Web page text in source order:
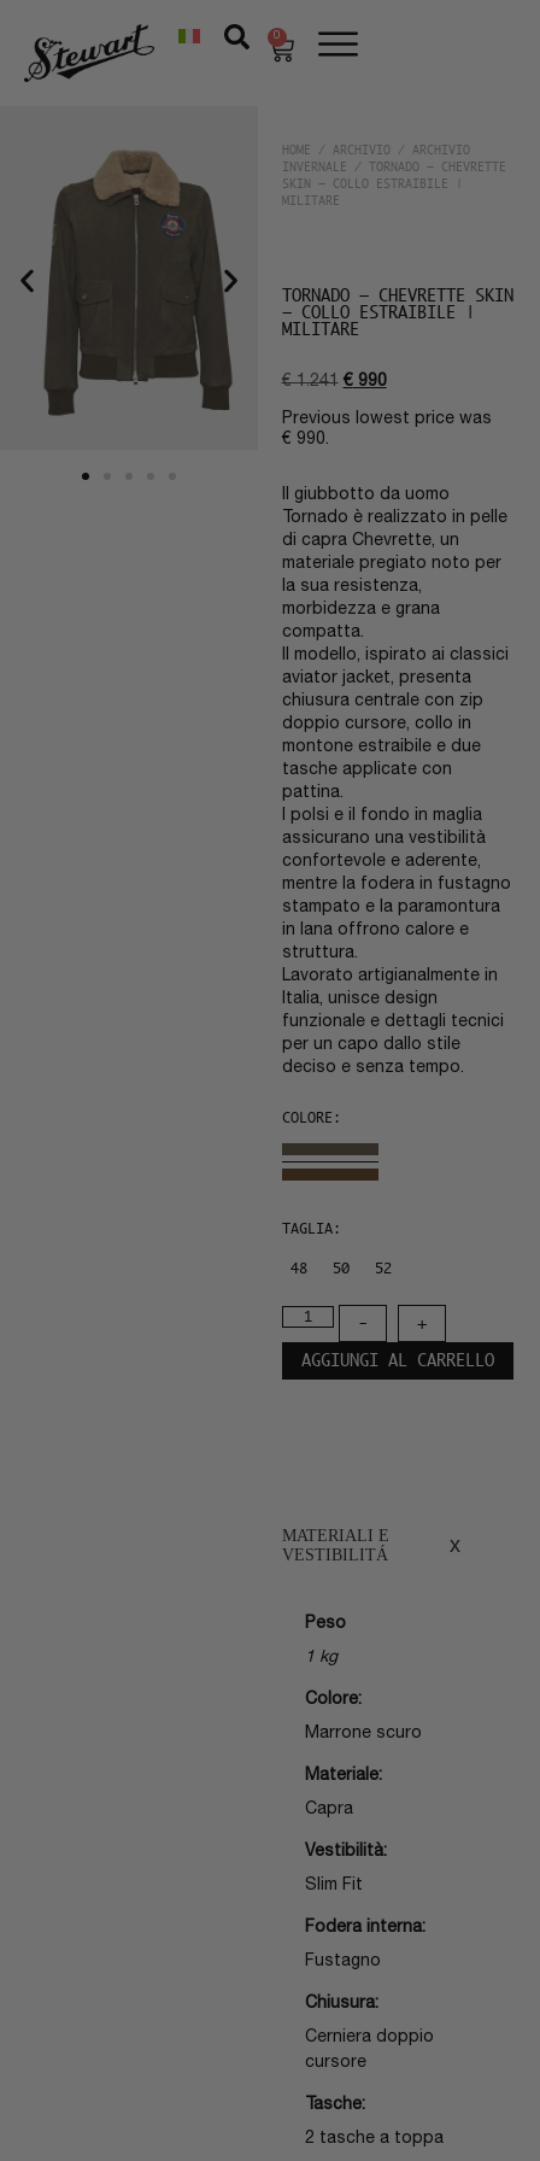
0
HOME / ARCHIVIO / ARCHIVIO
INVERNALE / TORNADO – CHEVRETTE
SKIN – COLLO ESTRAIBILE |
MILITARE
TORNADO – CHEVRETTE SKIN
– COLLO ESTRAIBILE |
MILITARE
€1.241 €990
Previous lowest price was
€ 990.
Il giubbotto da uomo
Tornado è realizzato in pelle
di capra Chevrette, un
materiale pregiato noto per
la sua resistenza,
morbidezza e grana
compatta.
Il modello, ispirato ai classici
aviator jacket, presenta
chiusura centrale con zip
doppio cursore, collo in
montone estraibile e due
tasche applicate con
pattina.
I polsi e il fondo in maglia
assicurano una vestibilità
confortevole e aderente,
mentre la fodera in fustagno
stampato e la paramontura
in lana offrono calore e
struttura.
Lavorato artigianalmente in
Italia, unisce design
funzionale e dettagli tecnici
per un capo dallo stile
deciso e senza tempo.
COLORE:
TAGLIA:
48 50 52
-
+
AGGIUNGI AL CARRELLO
MATERIALI E
VESTIBILITÁ
x
Peso
1 kg
Colore:
Marrone scuro
Materiale:
Capra
Vestibilità:
Slim Fit
Fodera interna:
Fustagno
Chiusura:
Cerniera doppio
cursore
Tasche:
2 tasche a toppa